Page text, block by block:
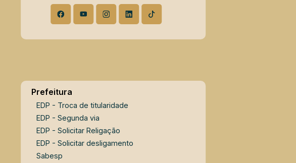
Prefeitura
EDP - Troca de titularidade
EDP - Segunda via
EDP - Solicitar Religação
EDP - Solicitar desligamento
Sabesp